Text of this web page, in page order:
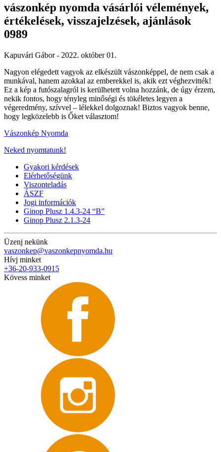
vászonkép nyomda vásárlói vélemények,
értékelések, visszajelzések, ajánlások
0989
Kapuvári Gábor - 2022. október 01.
Nagyon elégedett vagyok az elkészült vászonképpel, de nem csak a
munkával, hanem azokkal az emberekkel is, akik ezt véghezvitték!
Ez a kép a futószalagról is kerülhetett volna hozzánk, de úgy érzem,
nekik fontos, hogy tényleg minőségi és tökéletes legyen a
végeredmény, szívvel – lélekkel dolgoznak! Biztos vagyok benne,
hogy legközelebb is Őket választom!
Vászonkép Nyomda
Neked nyomtatunk!
Gyakori kérdések
Elérhetőségünk
Viszonteladás
ÁSZF
Jogi információk
Ginop Plusz 1.4.3-24 “B”
Ginop Plusz 2.1.3-24
Üzenj nekünk
vaszonkep@vaszonkepnyomda.hu
Hívj minket
+36-20-933-0915
Kövess minket